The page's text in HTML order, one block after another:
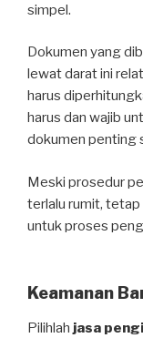
simpel.
Dokumen yang
lewat darat ini
harus
harus dan wajib
dokumen penting
Meski prosedur
terlalu rumit,
untuk proses
Keamanan
Pilihlah jasa